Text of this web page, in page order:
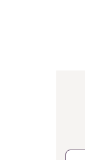
Email